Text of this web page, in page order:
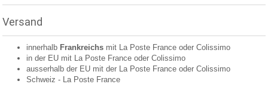
Versand
innerhalb Frankreichs mit La Poste France oderColissimo
in der EU mit La Poste France oderColissimo
ausserhalb der EU mit der La Poste France oderColissimo
Schweiz - La Poste France